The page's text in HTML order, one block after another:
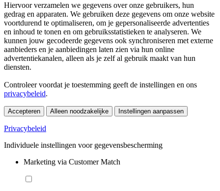
Hiervoor verzamelen we gegevens over onze gebruikers, hun
gedrag en apparaten. We gebruiken deze gegevens om onze website
voortdurend te optimaliseren, om je gepersonaliseerde advertenties
en inhoud te tonen en om gebruiksstatistieken te analyseren. We
kunnen jouw gecodeerde gegevens ook synchroniseren met externe
aanbieders en je aanbiedingen laten zien via hun online
advertentiekanalen, alleen als je zelf al gebruik maakt van hun
diensten.
Controleer voordat je toestemming geeft de instellingen en ons
privacybeleid.
Accepteren Alleen noodzakelijke Instellingen aanpassen
Privacybeleid
Individuele instellingen voor gegevensbescherming
Marketing via Customer Match